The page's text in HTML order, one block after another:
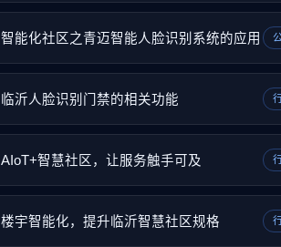
智能化社区之青迈智能人脸识别系统的应用
临沂人脸识别门禁的相关功能
AIoT+智慧社区，让服务触手可及
楼宇智能化，提升临沂智慧社区规格